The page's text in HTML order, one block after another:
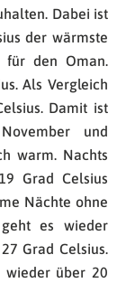
Dabei ist
der wärmste
für den Oman.
Als Vergleich
Damit ist
und
warm. Nachts
Grad Celsius
Nächte ohne
es wieder
Grad Celsius.
wieder über 20